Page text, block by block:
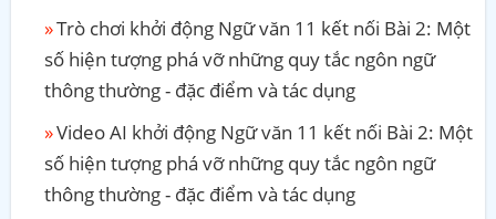
Trò chơi khởi động Ngữ văn 11 kết nối Bài 2: Một
số hiện tượng phá vỡ những quy tắc ngôn ngữ
thông thường - đặc điểm và tác dụng
Video AI khởi động Ngữ văn 11 kết nối Bài 2: Một
số hiện tượng phá vỡ những quy tắc ngôn ngữ
thông thường - đặc điểm và tác dụng